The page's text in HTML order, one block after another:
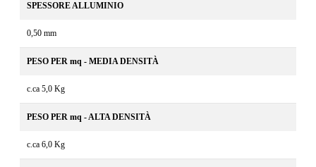
SPESSORE ALLUMINIO
0,50 mm
PESO PER mq - MEDIA DENSITÀ
c.ca 5,0 Kg
PESO PER mq - ALTA DENSITÀ
c.ca 6,0 Kg